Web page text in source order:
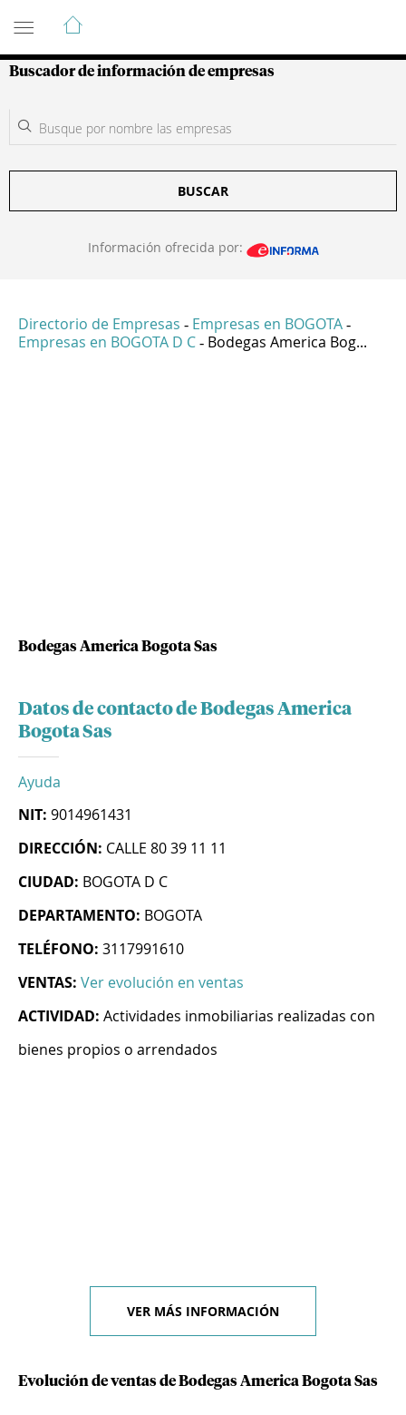
Guía de Empresas Colombianas
Buscador de información de empresas
BUSCAR
Información ofrecida por:
Directorio de Empresas - Empresas en BOGOTA -
Empresas en BOGOTA D C - Bodegas America Bog...
Bodegas America Bogota Sas
Datos de contacto de Bodegas America
Bogota Sas
Ayuda
NIT: 9014961431
DIRECCIÓN: CALLE 80 39 11 11
CIUDAD: BOGOTA D C
DEPARTAMENTO: BOGOTA
TELÉFONO: 3117991610
VENTAS: Ver evolución en ventas
ACTIVIDAD: Actividades inmobiliarias realizadas con
bienes propios o arrendados
VER MÁS INFORMACIÓN
Evolución de ventas de Bodegas America Bogota Sas